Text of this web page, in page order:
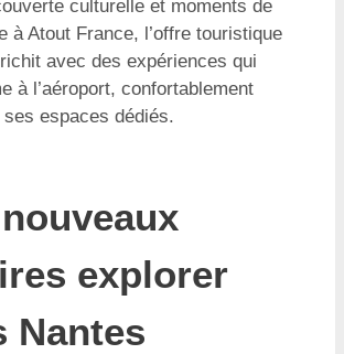
culturelle et moments de
à Atout France, l’offre touristique
avec des expériences qui
à l’aéroport, confortablement
espaces dédiés.
explorer
Nantes